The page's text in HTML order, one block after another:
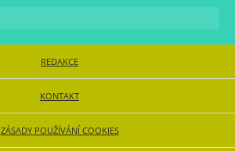
REDAKCE
KONTAKT
ZÁSADY POUŽÍVÁNÍ COOKIES